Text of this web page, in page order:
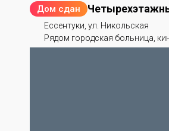
Дом сдан
Ессентуки, ул. Никольская
Рядом городская больница,